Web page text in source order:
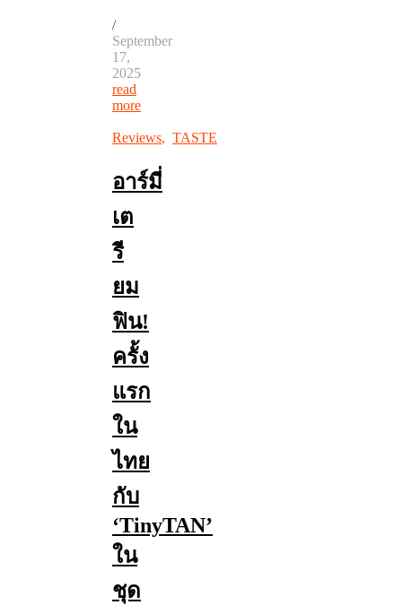
/
September
17,
2025
read
more
Reviews, TASTE
อาร์มี่
เต
รี
ยม
ฟิน!
ครั้ง
แรก
ใน
ไทย
กับ
‘TinyTAN’
ใน
ชุด